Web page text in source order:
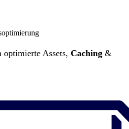
optimierte Assets, Caching &